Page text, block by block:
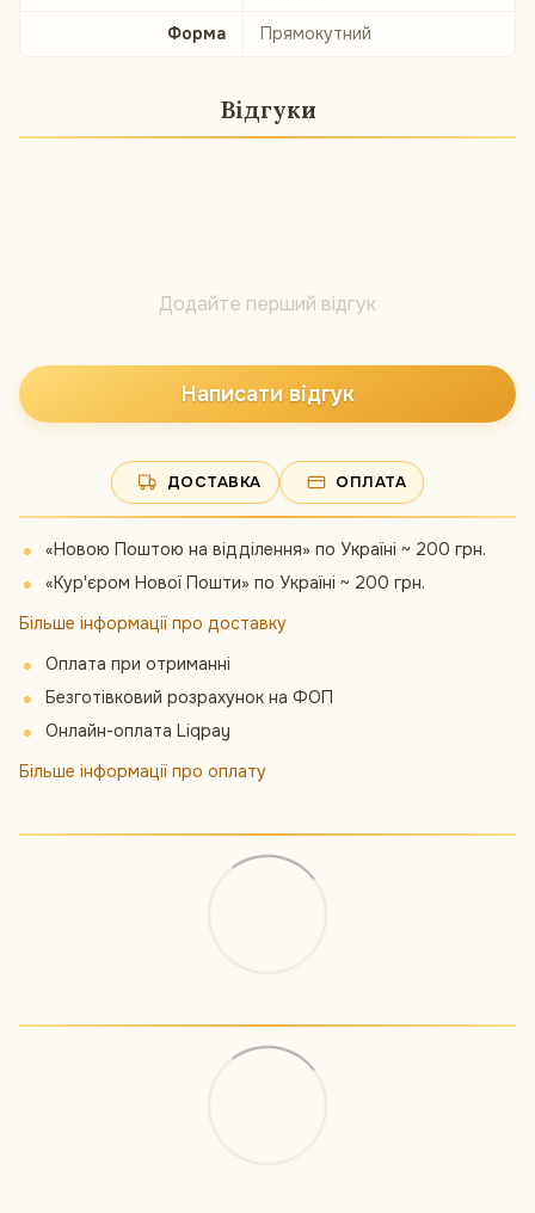
Форма Прямокутний
Відгуки
Додайте перший відгук
Написати відгук
ДОСТАВКА ОПЛАТА
«Новою Поштою на відділення» по Україні ~ 200 грн.
«Кур'єром Нової Пошти» по Україні ~ 200 грн.
Більше інформації про доставку
Оплата при отриманні
Безготівковий розрахунок на ФОП
Онлайн-оплата Liqpay
Більше інформації про оплату